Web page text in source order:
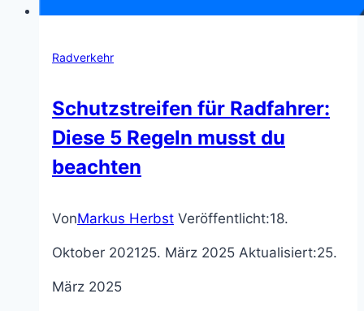
Radverkehr
Schutzstreifen für Radfahrer:
Diese 5 Regeln musst du
beachten
VonMarkus Herbst Veröffentlicht:18.
Oktober 202125. März 2025 Aktualisiert:25.
März 2025